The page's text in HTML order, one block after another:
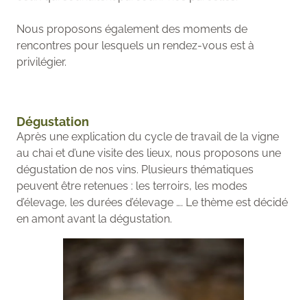
Nous proposons également des moments de
rencontres pour lesquels un rendez-vous est à
privilégier.
Dégustation
Après une explication du cycle de travail de la vigne
au chai et d’une visite des lieux, nous proposons une
dégustation de nos vins. Plusieurs thématiques
peuvent être retenues : les terroirs, les modes
d’élevage, les durées d’élevage …. Le thème est décidé
en amont avant la dégustation.